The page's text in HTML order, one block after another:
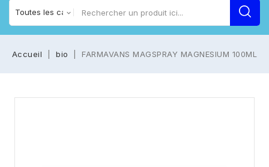
Accueil bio FARMAVANS MAGSPRAY MAGNESIUM 100ML